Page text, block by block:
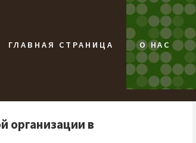
ГЛАВНАЯ СТРАНИЦА О НАС
организации в